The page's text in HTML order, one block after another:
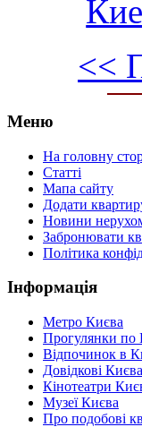
<<
Меню
На головну
Статті
Мапа сайту
Додати
Новини
Забронювати
Політика
Інформація
Метро Києва
Прогулянки по
Відпочинок в
Довідкові Києва
Кінотеатри
Музеї Києва
Про подобові